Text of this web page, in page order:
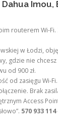
Imou,
routerem Wi-
w Łodzi,
gdzie nie chcesz
od 900 zł.
od zasięgu Wi-Fi.
Brak
Access
570 933 114